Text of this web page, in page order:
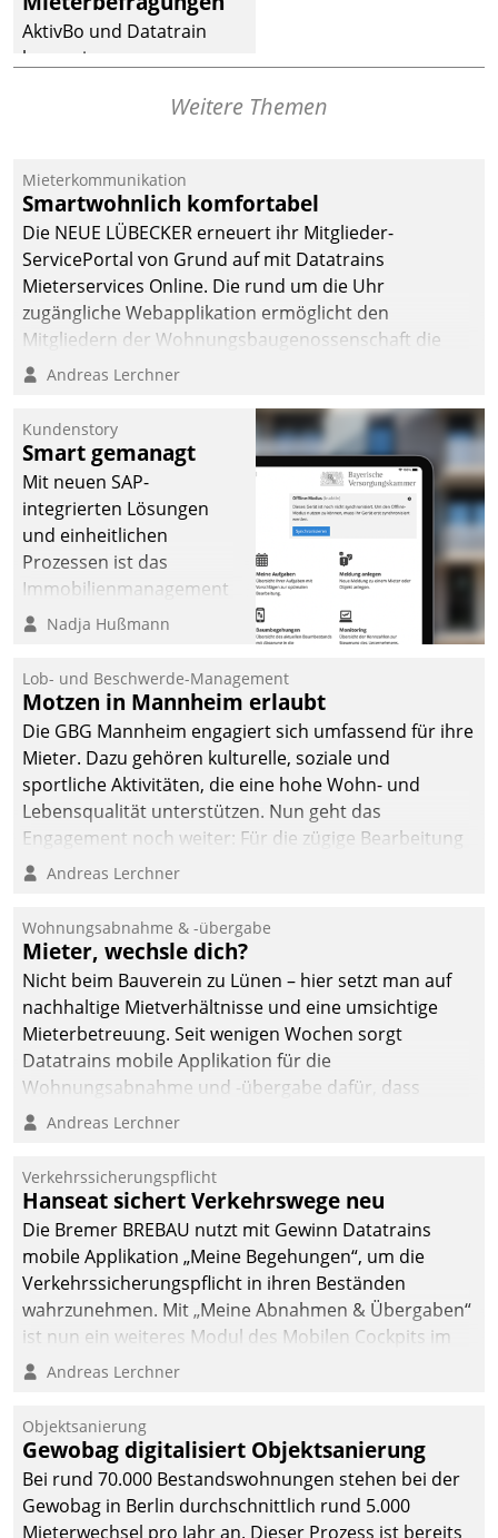
Mietenden zügiger und
effizienter zu bearbeiten.
AktivBo und Datatrain
kooperieren –
profitieren: Die nahtlose
Datatrain ermöglicht
automatisiert ausgelöste,
zielgerichtete
Mieterbefragungen – eine
starke Grundlage für
intelligente,
Entscheidungen.
Weitere Themen
Mieterkommunikation
Smartwohnlich komfortabel
Die NEUE LÜBECKER erneuert ihr Mitglieder-
ServicePortal von Grund auf mit Datatrains
Mieterservices Online. Die rund um die Uhr
zugängliche Webapplikation ermöglicht den
Mitgliedern der Wohnungs­bau­genossenschaft die
Kontaktaufnahme per Smartphone, Tablet oder PC.
Andreas Lerchner
Kundenstory
Smart gemanagt
Mit neuen SAP-
integrierten Lösungen
und einheitlichen
Prozessen ist das
Immobilienmanagement
der Bayerischen
Ressort Kapitalanlage für
künftige Aufgaben und
Herausforderungen
gerüstet.
Nadja Hußmann
Lob- und Beschwerde-Management
Motzen in Mannheim erlaubt
Die GBG Mannheim engagiert sich umfassend für ihre
Mieter. Dazu gehören kulturelle, soziale und
sportliche Aktivitäten, die eine hohe Wohn- und
Lebensqualität unterstützen. Nun geht das
Engagement noch weiter: Für die zügige Bearbeitung
von Beschwerden – oder Lob – richtet das
und Beschwerde-Management einen eigenen Kanal
ein.
Andreas Lerchner
Wohnungsabnahme & -übergabe
Mieter, wechsle dich?
Nicht beim Bauverein zu Lünen – hier setzt man auf
nachhaltige Mietverhältnisse und eine umsichtige
Mieterbetreuung. Seit wenigen Wochen sorgt
Datatrains mobile Applikation für die
Wohnungsabnahme und -übergabe dafür, dass
Mieter wohlgeordnet kommen und, so es sein muss,
Andreas Lerchner
Verkehrssicherungspflicht
Hanseat sichert Verkehrswege neu
Die Bremer BREBAU nutzt mit Gewinn Datatrains
mobile Applikation „Meine Begehungen“, um die
Verkehrssicherungspflicht in ihren Beständen
wahrzunehmen. Mit „Meine Abnahmen & Übergaben“
ist nun ein weiteres Modul des Mobilen Cockpits im
Einsatz.
Andreas Lerchner
Objektsanierung
Gewobag digitalisiert Objektsanierung
Bei rund 70.000 Bestandswohnungen stehen bei der
Gewobag in Berlin durchschnittlich rund 5.000
Mieterwechsel pro Jahr an. Dieser Prozess ist bereits